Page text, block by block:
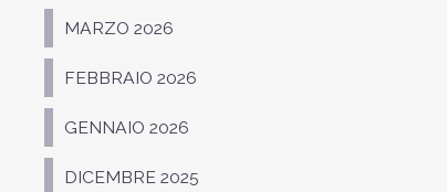
MARZO 2026
FEBBRAIO 2026
GENNAIO 2026
DICEMBRE 2025